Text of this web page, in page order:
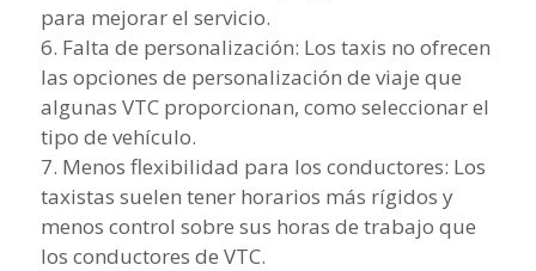
para mejorar el servicio.
6. Falta de personalización: Los taxis no ofrecen
las opciones de personalización de viaje que
algunas VTC proporcionan, como seleccionar el
tipo de vehículo.
7. Menos flexibilidad para los conductores: Los
taxistas suelen tener horarios más rígidos y
menos control sobre sus horas de trabajo que
los conductores de VTC.